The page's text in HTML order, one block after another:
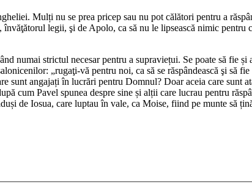
Mulți nu se prea pricep sau nu pot călători pentru a
legii, şi de Apolo, ca să nu le lipsească nimic pentru
numai strictul necesar pentru a supraviețui. Se poate să fie
„rugaţi-vă pentru noi, ca să se răspândească şi să
sunt angajați în lucrări pentru Domnul? Doar aceia care sunt
cum Pavel spunea despre sine și alții care lucrau pentru
de Iosua, care luptau în vale, ca Moise, fiind pe munte să